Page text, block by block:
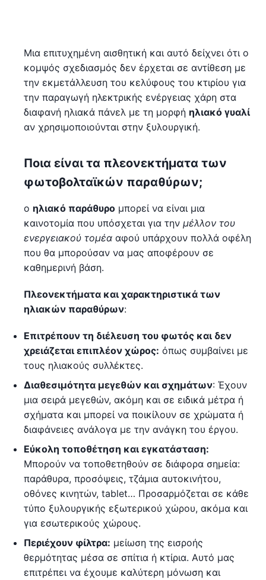
Μια επιτυχημένη αισθητική και αυτό δείχνει ότι ο
κομψός σχεδιασμός δεν έρχεται σε αντίθεση με
την εκμετάλλευση του κελύφους του κτιρίου για
την παραγωγή ηλεκτρικής ενέργειας χάρη στα
διαφανή ηλιακά πάνελ με τη μορφή ηλιακό γυαλί
αν χρησιμοποιούνται στην ξυλουργική.
Ποια είναι τα πλεονεκτήματα των
φωτοβολταϊκών παραθύρων;
ο ηλιακό παράθυρο μπορεί να είναι μια
καινοτομία που υπόσχεται για την μέλλον του
ενεργειακού τομέα αφού υπάρχουν πολλά οφέλη
που θα μπορούσαν να μας αποφέρουν σε
καθημερινή βάση.
Πλεονεκτήματα και χαρακτηριστικά των
ηλιακών παραθύρων:
Επιτρέπουν τη διέλευση του φωτός και δεν
χρειάζεται επιπλέον χώρος: όπως συμβαίνει με
τους ηλιακούς συλλέκτες.
Διαθεσιμότητα μεγεθών και σχημάτων: Έχουν
μια σειρά μεγεθών, ακόμη και σε ειδικά μέτρα ή
σχήματα και μπορεί να ποικίλουν σε χρώματα ή
διαφάνειες ανάλογα με την ανάγκη του έργου.
Εύκολη τοποθέτηση και εγκατάσταση:
Μπορούν να τοποθετηθούν σε διάφορα σημεία:
παράθυρα, προσόψεις, τζάμια αυτοκινήτου,
οθόνες κινητών, tablet… Προσαρμόζεται σε κάθε
τύπο ξυλουργικής εξωτερικού χώρου, ακόμα και
για εσωτερικούς χώρους.
Περιέχουν φίλτρα: μείωση της εισροής
θερμότητας μέσα σε σπίτια ή κτίρια. Αυτό μας
επιτρέπει να έχουμε καλύτερη μόνωση και